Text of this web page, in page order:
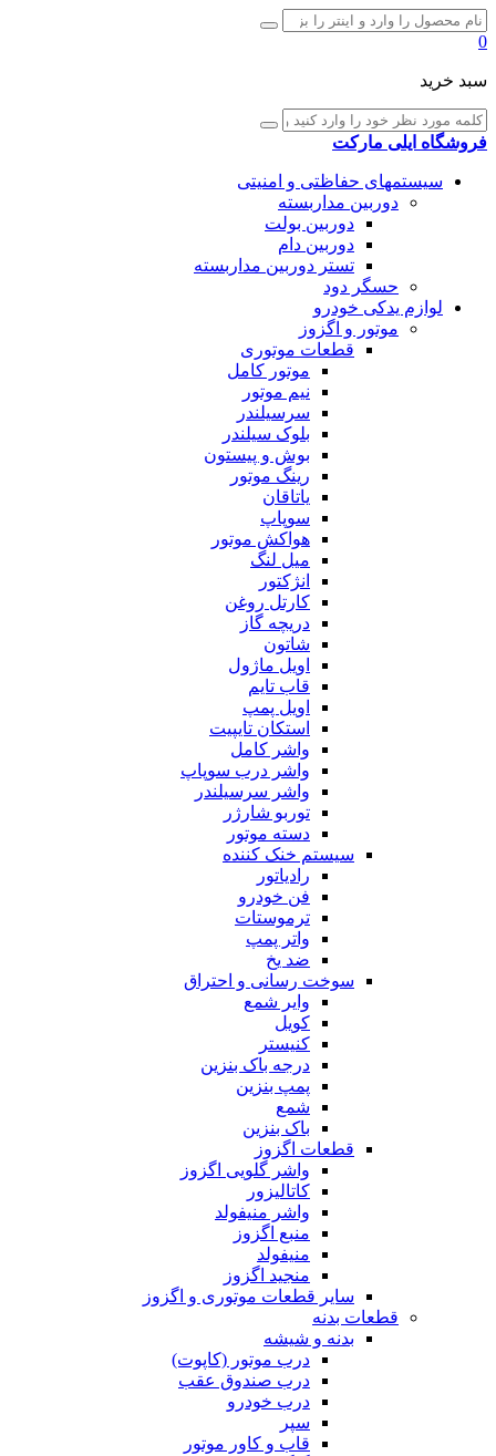
مارکت
حفاظتی و امنیتی
دوربین مداربسته
دوربین بولت
دوربین دام
تستر دوربین مداربسته
حسگر دود
یدکی خودرو
موتور و اگزوز
قطعات موتوری
موتور کامل
نیم موتور
سرسیلندر
بلوک سیلندر
بوش و پیستون
رینگ موتور
هواکش موتور
کارتل روغن
دریچه گاز
اویل ماژول
اویل پمپ
استکان تایپیت
واشر کامل
واشر درب سوپاپ
واشر سرسیلندر
توربو شارژر
دسته موتور
سیستم خنک کننده
فن خودرو
ترموستات
واتر پمپ
سوخت رسانی و احتراق
وایر شمع
درجه باک بنزین
پمپ بنزین
باک بنزین
قطعات اگزوز
واشر گلویی اگزوز
کاتالیزور
واشر منیفولد
منبع اگزوز
منجید اگزوز
سایر قطعات موتوری و اگزوز
قطعات بدنه
بدنه و شیشه
درب موتور (کاپوت)
درب صندوق عقب
درب خودرو
قاب و کاور موتور